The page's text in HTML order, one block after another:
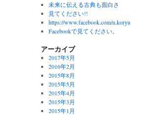
未来に伝える古典も面白さ
見てください!!
https://www.facebook.com/n.koryu
Facebookで見てください。
アーカイブ
2017年5月
2016年2月
2015年8月
2015年5月
2015年4月
2015年3月
2015年1月